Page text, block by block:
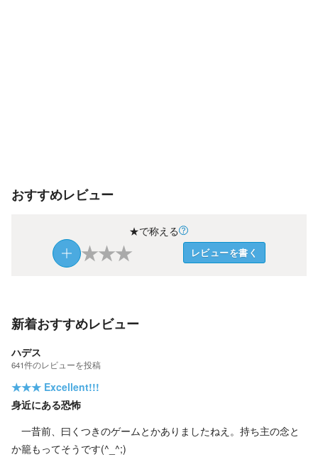
おすすめレビュー
★で称える
★★★ レビューを書く
新着おすすめレビュー
ハデス
641件のレビューを投稿
★★★ Excellent!!!
身近にある恐怖
一昔前、曰くつきのゲームとかありましたねえ。持ち主の念と
か籠もってそうです(^_^;)